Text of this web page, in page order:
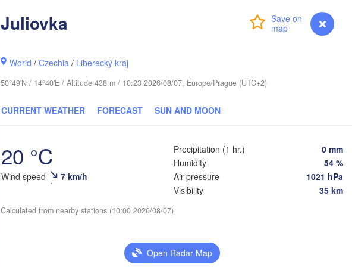
myVentusky Forecast
Juliovka
World /Czechia / Liberecký kraj
50°49'N / 14°40'E / Altitude 438 m / 10:23 2026/08/07, Europe/Prague (UTC+2)
CURRENT WEATHER FORECAST SUN AND MOON
20 °C
Wind speed 7 km/h
Precipitation (1 hr.)
0 mm
Humidity
54 %
Air pressure
1021 hPa
Visibility
35 km
Calculated from nearby stations (10:00 2026/08/07)
Open Radar Map
Rīga
Daugavpils
Šiauliai
LATVIA
Бабруйск
(Babrujsk)
(Mazyr)
(Salihorsk)
Гродна
(Hrodna)
Віцебск
Магілёў
BELARUS
Брянск